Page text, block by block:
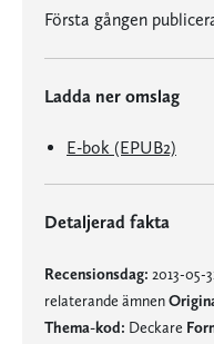
Första gången
Ladda ner omslag
E-bok (EPUB2)
Detaljerad fakta
Recensionsdag: 2013-05-
relaterande ämnen
Thema-kod: Deckare